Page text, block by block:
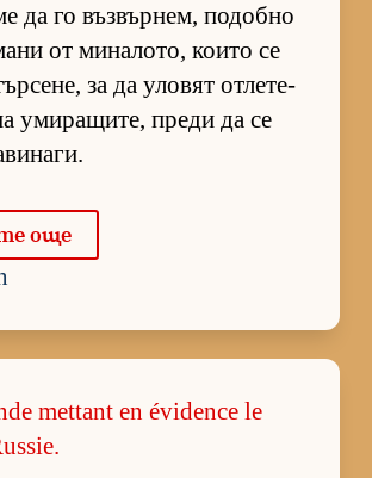
да го въз­вър­нем, по­добно
от ми­на­ло­то, ко­ито се
за да уло­вят от­ле­те­
уми­ра­щи­те, преди да се
още